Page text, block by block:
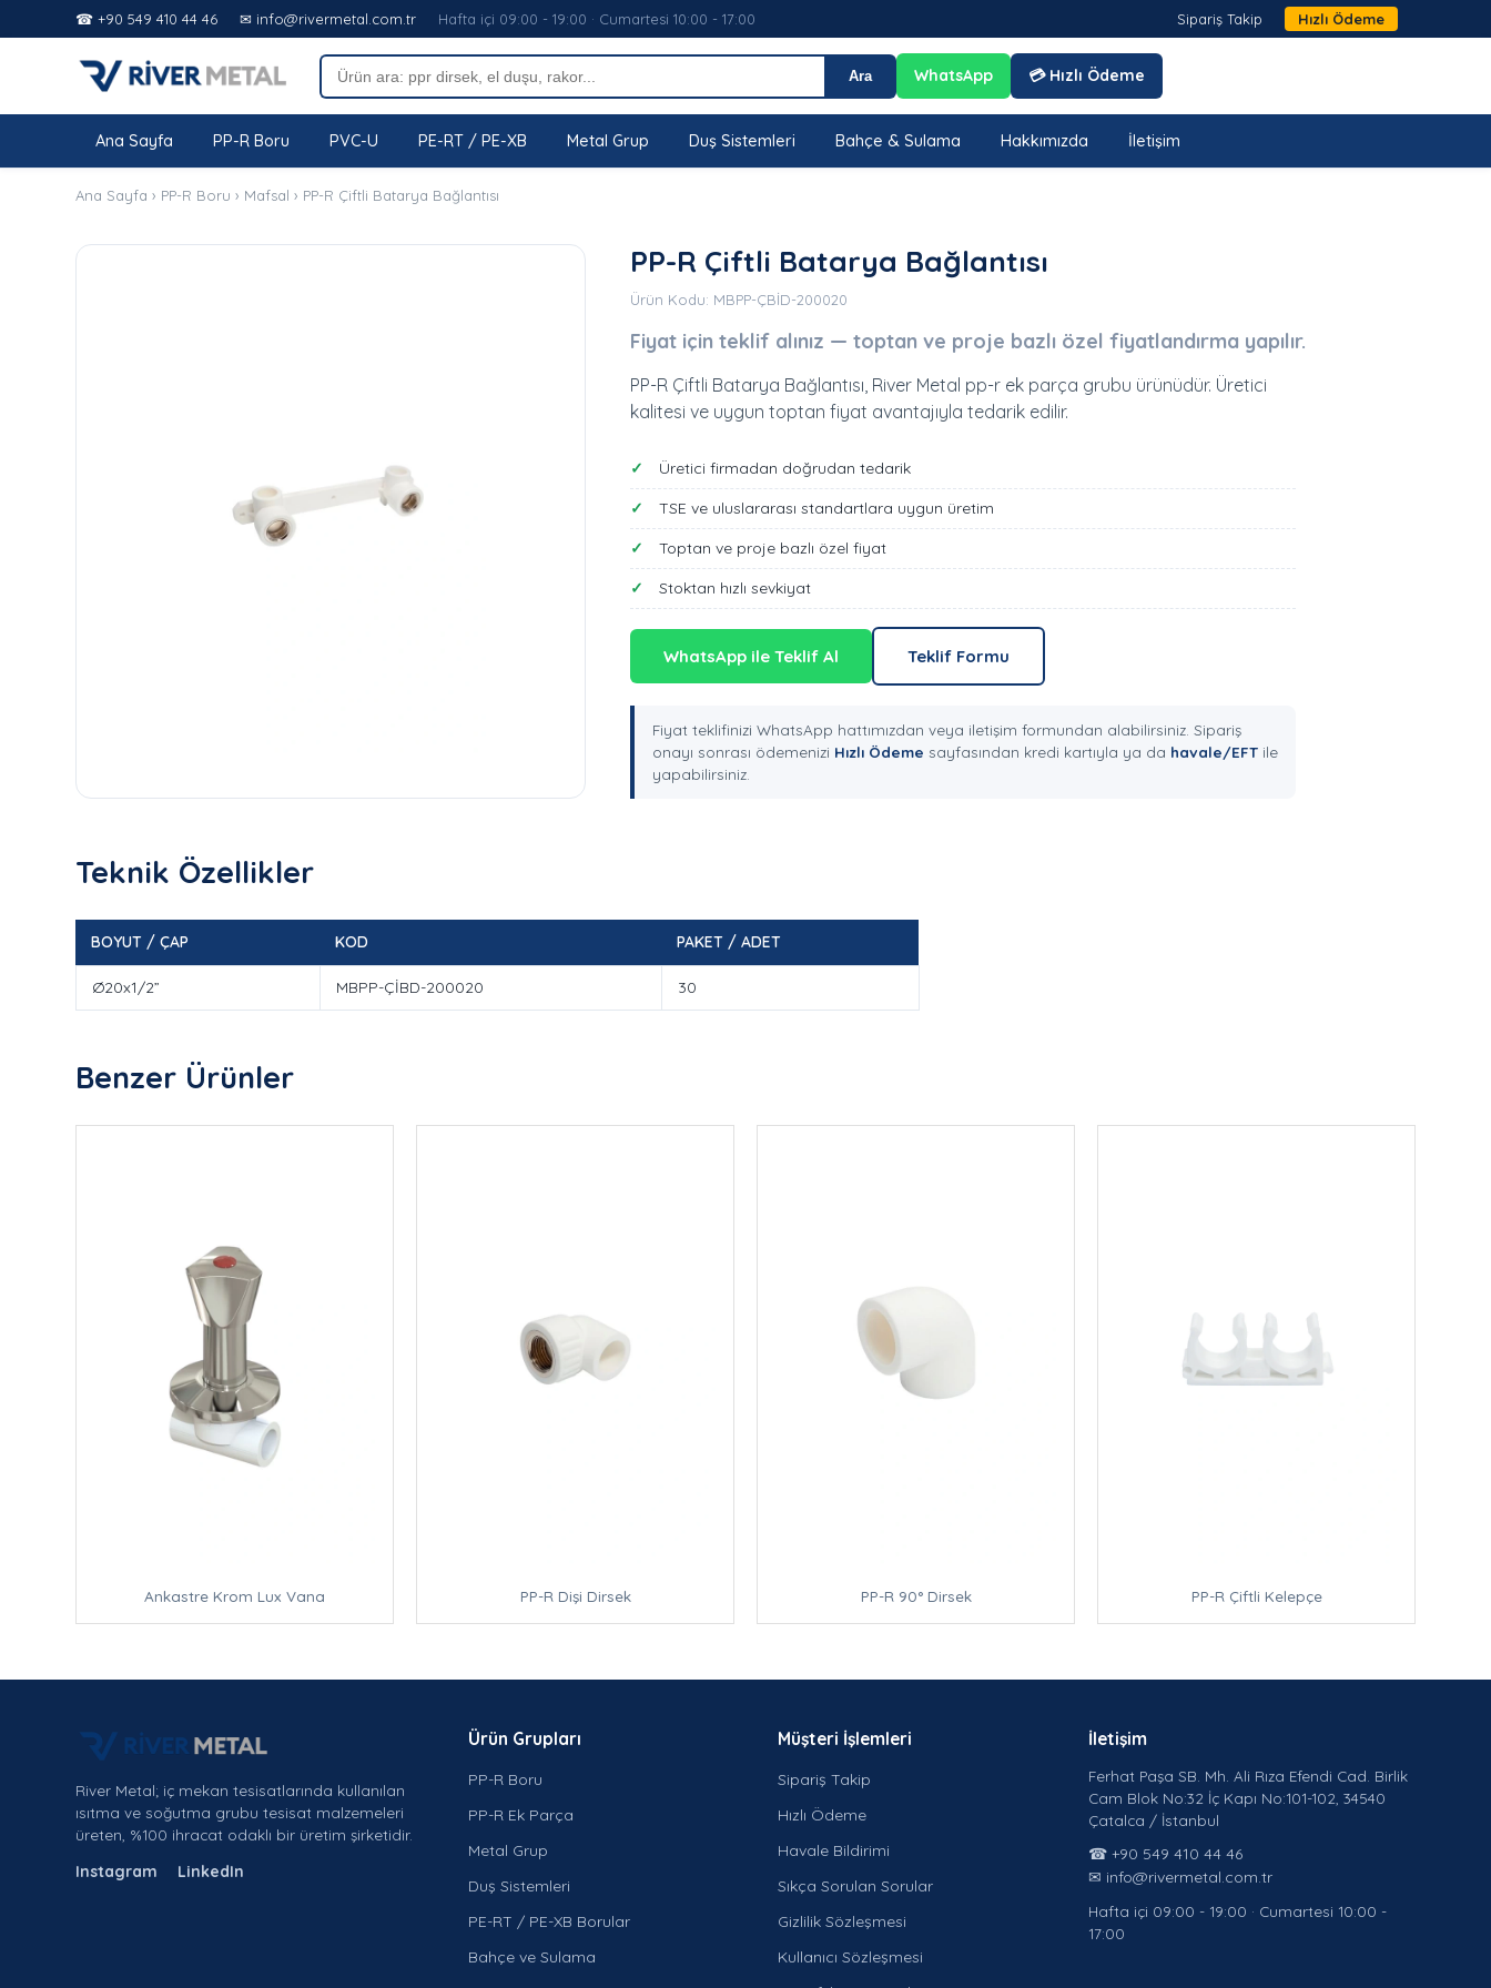
☎ +90 549 410 44 46 ✉ info@rivermetal.com.tr Hafta içi 09:00 - 19:00 · Cumartesi 10:00 - 17:00 Sipariş Takip Hızlı Ödeme
Ara WhatsApp 💳 Hızlı Ödeme
Ana Sayfa PP-R Boru PVC-U PE-RT / PE-XB Metal Grup Duş Sistemleri Bahçe & Sulama Hakkımızda İletişim
Ana Sayfa › PP-R Boru › Mafsal › PP-R Çiftli Batarya Bağlantısı
PP-R Çiftli Batarya Bağlantısı
Ürün Kodu: MBPP-ÇBİD-200020
Fiyat için teklif alınız — toptan ve proje bazlı özel fiyatlandırma yapılır.
PP-R Çiftli Batarya Bağlantısı, River Metal pp-r ek parça grubu ürünüdür. Üretici
kalitesi ve uygun toptan fiyat avantajıyla tedarik edilir.
Üretici firmadan doğrudan tedarik
TSE ve uluslararası standartlara uygun üretim
Toptan ve proje bazlı özel fiyat
Stoktan hızlı sevkiyat
WhatsApp ile Teklif Al Teklif Formu
Fiyat teklifinizi WhatsApp hattımızdan veya iletişim formundan alabilirsiniz. Sipariş
onayı sonrası ödemenizi Hızlı Ödeme sayfasından kredi kartıyla ya da havale/EFT ile
yapabilirsiniz.
Teknik Özellikler
BOYUT / ÇAP KOD PAKET / ADET
Ø20x1/2” MBPP-ÇİBD-200020 30
Benzer Ürünler
Ankastre Krom Lux Vana PP-R Dişi Dirsek PP-R 90° Dirsek PP-R Çiftli Kelepçe
River Metal; iç mekan tesisatlarında kullanılan
ısıtma ve soğutma grubu tesisat malzemeleri
üreten, %100 ihracat odaklı bir üretim şirketidir.
Instagram LinkedIn
Ürün Grupları
PP-R Boru
PP-R Ek Parça
Metal Grup
Duş Sistemleri
PE-RT / PE-XB Borular
Bahçe ve Sulama
Müşteri İşlemleri
Sipariş Takip
Hızlı Ödeme
Havale Bildirimi
Sıkça Sorulan Sorular
Gizlilik Sözleşmesi
Kullanıcı Sözleşmesi
İletişim
Ferhat Paşa SB. Mh. Ali Rıza Efendi Cad. Birlik
Cam Blok No:32 İç Kapı No:101-102, 34540
Çatalca / İstanbul
☎ +90 549 410 44 46
✉ info@rivermetal.com.tr
Hafta içi 09:00 - 19:00 · Cumartesi 10:00 -
17:00